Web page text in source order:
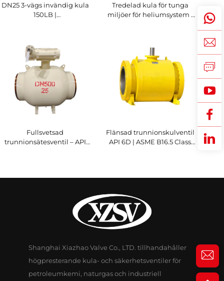
DN25 3-vägs invändig kula
150LB |
Manuella/drivna alternativ
Tredelad kula för tunga
miljöer för heliumsystem |
konfiguration
Fullsvetsad
trunnionsätesventil – API
Flänsad trunnionskulventil
API 6D | ASME B16.5 Class
Shanghai Xiazhao Valve Co., LTD. tillhandahåller
högpresterande kula- och säkerhetsventiler för
petroleumkemi, naturgas och industriell